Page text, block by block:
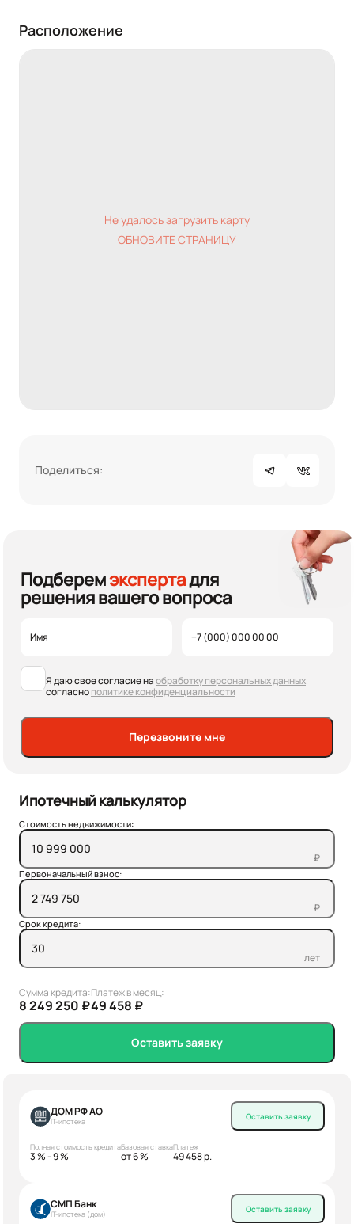
Расположение
Не удалось загрузить карту
ОБНОВИТЕ СТРАНИЦУ
Поделиться:
Подберемэкспертадля
решения вашего вопроса
Я даю свое согласие наобработку персональных данных
согласнополитике конфиденциальности
Перезвоните мне
Ипотечный калькулятор
Стоимость недвижимости:
₽
Первоначальный взнос:
₽
Срок кредита:
лет
Сумма кредита:
8 249 250 ₽
Платеж в месяц:
49 458 ₽
Оставить заявку
ДОМ РФ АО
IT-ипотека
Полная стоимость кредита
3 % - 9 %
Базовая ставка
от 6 %
Платеж
49 458 р.
Оставить заявку
СМП Банк
IT-ипотека (дом) Оставить заявку